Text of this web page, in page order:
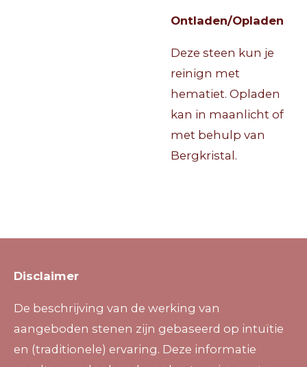
Ontladen/Opladen
Deze steen kun je
reinign met
hematiet. Opladen
kan in maanlicht of
met behulp van
Bergkristal.
Disclaimer
De beschrijving van de werking van
aangeboden stenen zijn gebaseerd op intuïtie
en (traditionele) ervaring. Deze informatie